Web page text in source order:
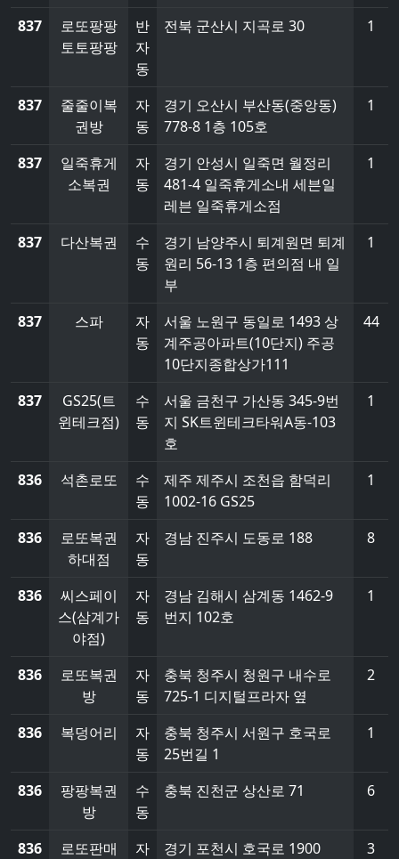
837
로또팡팡
토토팡팡
반
자
동
전북 군산시 지곡로 30 1
837
줄줄이복
권방
자
동
경기 오산시 부산동(중앙동)
778-8 1층 105호
1
837
일죽휴게
소복권
자
동
경기 안성시 일죽면 월정리
481-4 일죽휴게소내 세븐일
레븐 일죽휴게소점
1
837 다산복권
수
동
경기 남양주시 퇴계원면 퇴계
원리 56-13 1층 편의점 내 일
부
1
837 스파
자
동
서울 노원구 동일로 1493 상
계주공아파트(10단지) 주공
10단지종합상가111
44
837
GS25(트
윈테크점)
수
동
서울 금천구 가산동 345-9번
지 SK트윈테크타워A동-103
호
1
836 석촌로또
수
동
제주 제주시 조천읍 함덕리
1002-16 GS25
1
836
로또복권
하대점
자
동
경남 진주시 도동로 188 8
836
씨스페이
스(삼계가
야점)
자
동
경남 김해시 삼계동 1462-9
번지 102호
1
836
로또복권
방
자
동
충북 청주시 청원구 내수로
725-1 디지털프라자 옆
2
836 복덩어리
자
동
충북 청주시 서원구 호국로
25번길 1
1
836
팡팡복권
방
수
동
충북 진천군 상산로 71 6
836
로또판매
자
경기 포천시 호국로 1900 3